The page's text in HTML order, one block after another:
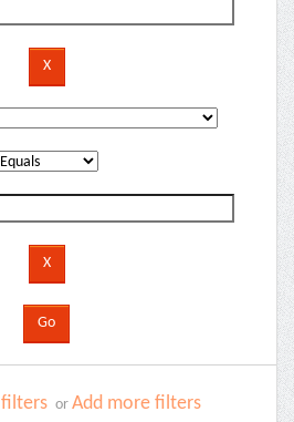
or Add more filters